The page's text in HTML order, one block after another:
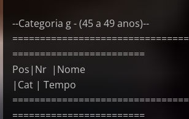
--Categoria g - (45 a 49 anos)--
========================
Pos|Nr |Nome
|Cat | Tempo
========================